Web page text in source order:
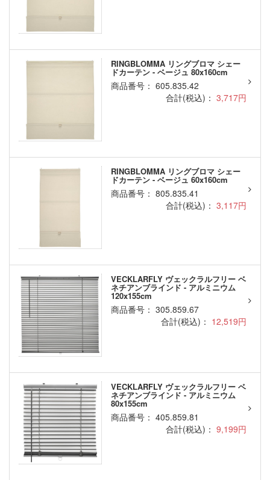
RINGBLOMMA リングブロマ シェー
ドカーテン - ベージュ 80x160cm
商品番号： 605.835.42
合計(税込)： 3,717円
RINGBLOMMA リングブロマ シェー
ドカーテン - ベージュ 60x160cm
商品番号： 805.835.41
合計(税込)： 3,117円
VECKLARFLY ヴェックラルフリー ベ
ネチアンブラインド - アルミニウム
120x155cm
商品番号： 305.859.67
合計(税込)： 12,519円
VECKLARFLY ヴェックラルフリー ベ
ネチアンブラインド - アルミニウム
80x155cm
商品番号： 405.859.81
合計(税込)： 9,199円